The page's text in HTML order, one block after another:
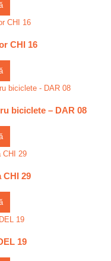
CHI 16
biciclete – DAR 08
CHI 29
19